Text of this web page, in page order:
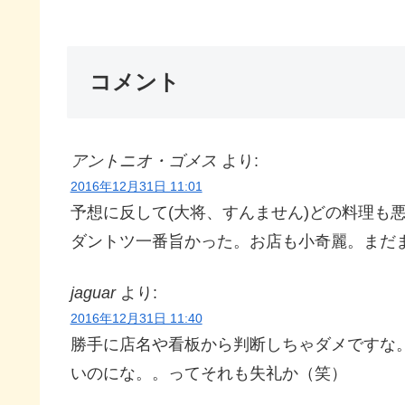
コメント
アントニオ・ゴメス より:
2016年12月31日 11:01
予想に反して(大将、すんません)どの料理も
ダントツ一番旨かった。お店も小奇麗。ま
jaguar より:
2016年12月31日 11:40
勝手に店名や看板から判断しちゃダメです
いのにな。。ってそれも失礼か（笑）